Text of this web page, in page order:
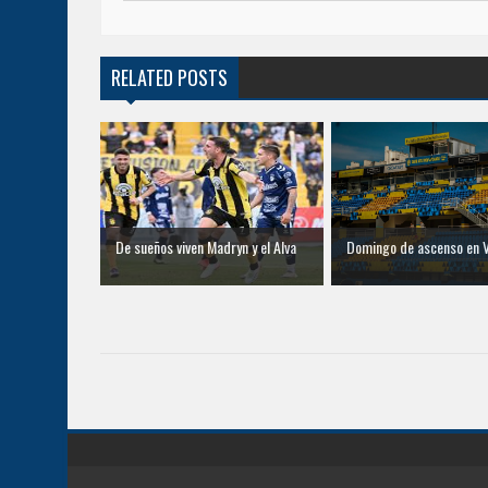
RELATED POSTS
De sueños viven Madryn y el Alva Domingo de ascenso en